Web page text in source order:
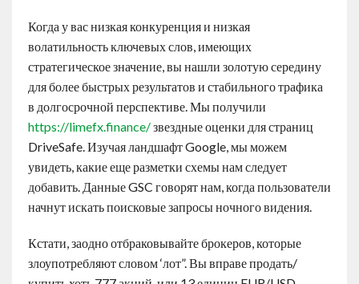
Когда у вас низкая конкуренция и низкая
волатильность ключевых слов, имеющих
стратегическое значение, вы нашли золотую середину
для более быстрых результатов и стабильного трафика
в долгосрочной перспективе. Мы получили
https://limefx.finance/звездные оценки для страниц
DriveSafe. Изучая ландшафт Google, мы можем
увидеть, какие еще разметки схемы нам следует
добавить. Данные GSC говорят нам, когда пользователи
начнут искать поисковые запросы ночного видения.
Кстати, заодно отбраковывайте брокеров, которые
злоупотребляют словом ‘лот”. Вы вправе продать/